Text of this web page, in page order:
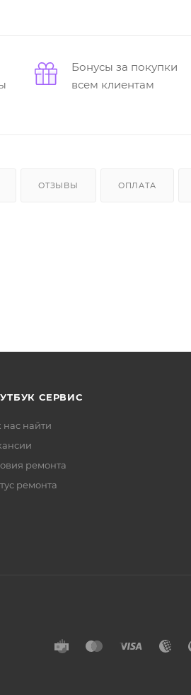
Бонусы за покупки
всем клиентам
ОТЗЫВЫ ОПЛАТА
СЕРВИС
нас найти
ремонта
ремонта